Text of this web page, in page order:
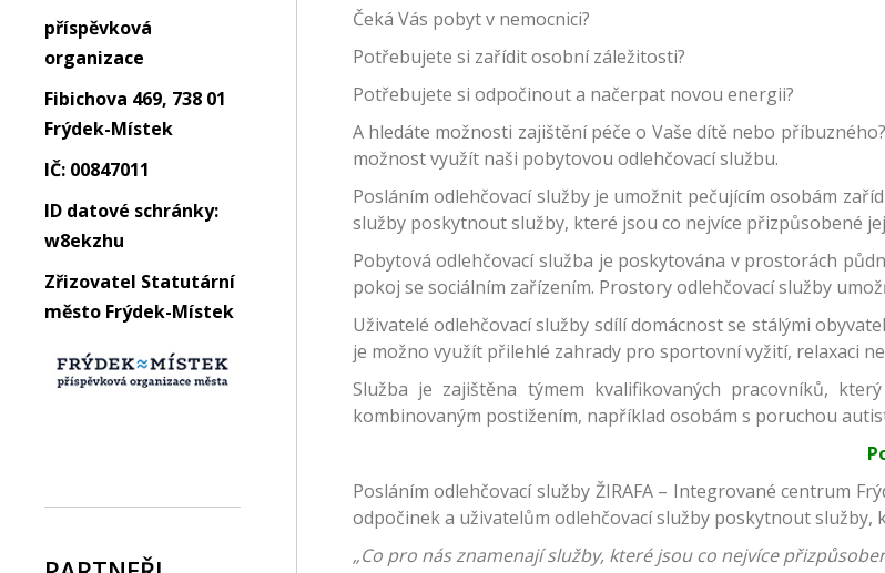
Čeká Vás pobyt v nemocnici?
Potřebujete si zařídit osobní záležitosti?
Potřebujete si odpočinout a načerpat novou energii?
A hledáte možnosti zajištění péče o Vaše dítě nebo
možnost využít naši pobytovou odlehčovací službu.
Posláním odlehčovací služby je umožnit pečujícím osobám
služby poskytnout služby, které jsou co nejvíce přizpůsobené
Pobytová odlehčovací služba je poskytována v prostorách
pokoj se sociálním zařízením. Prostory odlehčovací služby
Uživatelé odlehčovací služby sdílí domácnost se stálými
je možno využít přilehlé zahrady pro sportovní vyžití, relaxaci
Služba je zajištěna týmem kvalifikovaných pracovníků,
kombinovaným postižením, například osobám s poruchou
Posláním odlehčovací služby ŽIRAFA – Integrované centrum
odpočinek a uživatelům odlehčovací služby poskytnout
„Co pro nás znamenají služby, které jsou co nejvíce
příspěvková
organizace
Fibichova 469, 738 01
Frýdek-Místek
IČ: 00847011
ID datové schránky:
w8ekzhu
Zřizovatel Statutární
město Frýdek-Místek